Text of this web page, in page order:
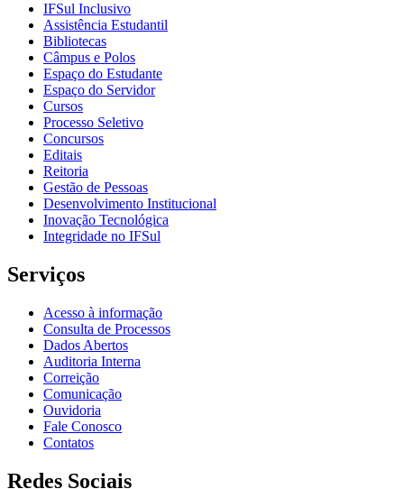
IFSul Inclusivo
Assistência Estudantil
Bibliotecas
Câmpus e Polos
Espaço do Estudante
Espaço do Servidor
Cursos
Processo Seletivo
Concursos
Editais
Reitoria
Gestão de Pessoas
Desenvolvimento Institucional
Inovação Tecnológica
Integridade no IFSul
Serviços
Acesso à informação
Consulta de Processos
Dados Abertos
Auditoria Interna
Correição
Comunicação
Ouvidoria
Fale Conosco
Contatos
Redes Sociais